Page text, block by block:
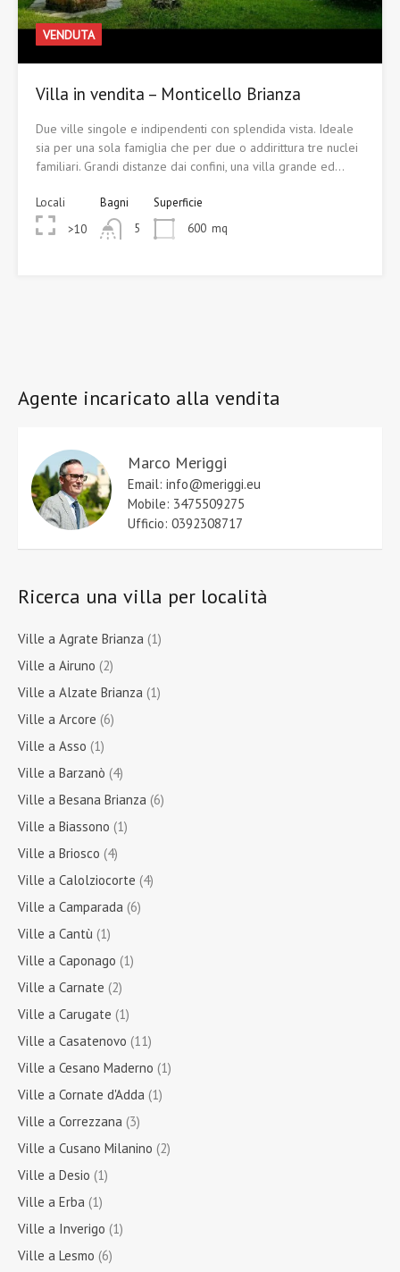
VENDUTA
Villa in vendita – Monticello Brianza
Due ville singole e indipendenti con splendida vista. Ideale
sia per una sola famiglia che per due o addirittura tre nuclei
familiari. Grandi distanze dai confini, una villa grande ed…
Locali
>10
Bagni
5
Superficie
600 mq
Agente incaricato alla vendita
Marco Meriggi
Email: info@meriggi.eu
Mobile: 3475509275
Ufficio: 0392308717
Ricerca una villa per località
Ville a Agrate Brianza (1)
Ville a Airuno (2)
Ville a Alzate Brianza (1)
Ville a Arcore (6)
Ville a Asso (1)
Ville a Barzanò (4)
Ville a Besana Brianza (6)
Ville a Biassono (1)
Ville a Briosco (4)
Ville a Calolziocorte (4)
Ville a Camparada (6)
Ville a Cantù (1)
Ville a Caponago (1)
Ville a Carnate (2)
Ville a Carugate (1)
Ville a Casatenovo (11)
Ville a Cesano Maderno (1)
Ville a Cornate d'Adda (1)
Ville a Correzzana (3)
Ville a Cusano Milanino (2)
Ville a Desio (1)
Ville a Erba (1)
Ville a Inverigo (1)
Ville a Lesmo (6)